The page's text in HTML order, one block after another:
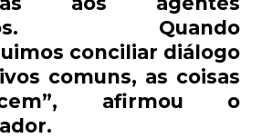
Quando
conciliar diálogo
comuns, as coisas
afirmou o